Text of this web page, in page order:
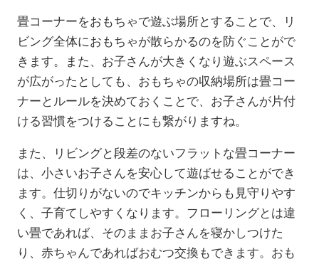
畳コーナーをおもちゃで遊ぶ場所とすることで、リ
ビング全体におもちゃが散らかるのを防ぐことがで
きます。また、お子さんが大きくなり遊ぶスペース
が広がったとしても、おもちゃの収納場所は畳コー
ナーとルールを決めておくことで、お子さんが片付
ける習慣をつけることにも繋がりますね。
また、リビングと段差のないフラットな畳コーナー
は、小さいお子さんを安心して遊ばせることができ
ます。仕切りがないのでキッチンからも見守りやす
く、子育てしやすくなります。フローリングとは違
い畳であれば、そのままお子さんを寝かしつけた
り、赤ちゃんであればおむつ交換もできます。おも